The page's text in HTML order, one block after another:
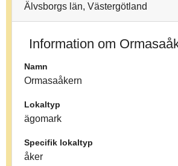
Älvsborgs län, Västergötland
Information om
Namn
Ormasaåkern
Lokaltyp
ägomark
Specifik lokaltyp
åker